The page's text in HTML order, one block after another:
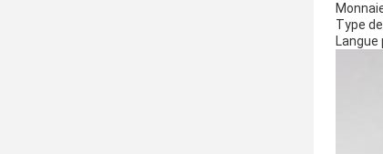
Type